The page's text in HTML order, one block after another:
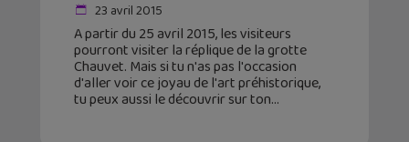
23 avril 2015
A partir du 25 avril 2015, les visiteurs
pourront visiter la réplique de la grotte
Chauvet. Mais si tu n'as pas l'occasion
d'aller voir ce joyau de l'art préhistorique,
tu peux aussi le découvrir sur ton